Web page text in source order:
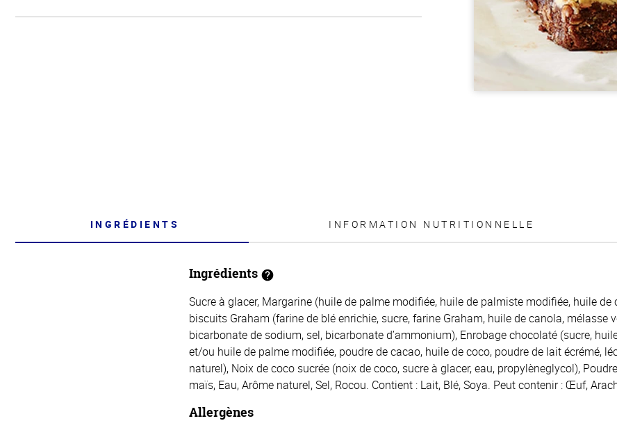
INGRÉDIENTS INFORMATION NUTRITIONNELLE
Ingrédients
Sucre à glacer, Margarine (huile de palme modifiée, huile de palmiste modifiée, huile de
biscuits Graham (farine de blé enrichie, sucre, farine Graham, huile de canola, mélasse
bicarbonate de sodium, sel, bicarbonate d’ammonium), Enrobage chocolaté (sucre,
et/ou huile de palme modifiée, poudre de cacao, huile de coco, poudre de lait écrémé,
naturel), Noix de coco sucrée (noix de coco, sucre à glacer, eau, propylèneglycol),
maïs, Eau, Arôme naturel, Sel, Rocou. Contient : Lait, Blé, Soya. Peut contenir : Œuf,
Allergènes